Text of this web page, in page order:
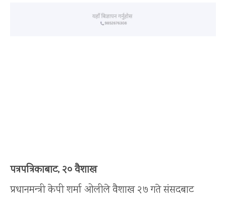
पत्रपत्रिकाबाट, २० वैशाख
प्रधानमन्त्री केपी शर्मा ओलीले वैशाख २७ गते संसदबाट